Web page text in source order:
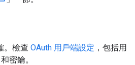
。檢查 OAuth 用戶端設定 ，包括用
密鑰。